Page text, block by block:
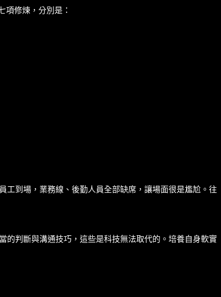
項修煉，分別是：
工到場，業務線、後勤人員全部缺席，讓場面很是尷尬。往
的判斷與溝通技巧，這些是科技無法取代的。培養自身軟實